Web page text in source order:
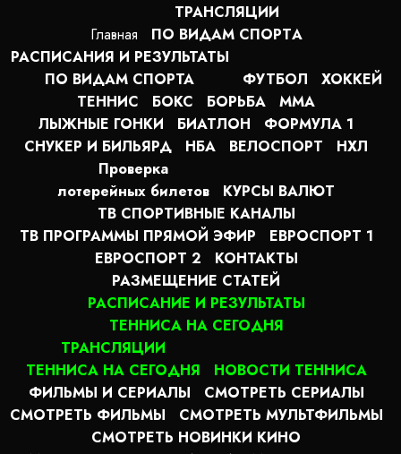
Главная
ТРАНСЛЯЦИИ
ПО ВИДАМ СПОРТA
РАСПИСАНИЯ И РЕЗУЛЬТАТЫ
ПО ВИДАМ СПОРТА
ФУТБОЛ
ХОККЕЙ
ТЕННИС
БОКС БОРЬБА
MMA
ЛЫЖНЫЕ ГОНКИ
БИАТЛОН
ФОРМУЛА 1
СНУКЕР И БИЛЬЯРД
НБА ВЕЛОСПОРТ
НХЛ
Проверка
лотерейных билетов
КУРСЫ ВАЛЮТ
ТВ СПОРТИВНЫЕ КАНАЛЫ
ТВ ПРОГРАММЫ ПРЯМОЙ ЭФИР
ЕВРОСПОРТ 1
ЕВРОСПОРТ 2
КОНТАКТЫ
РАЗМЕЩЕНИЕ СТАТЕЙ
РАСПИСАНИЕ И РЕЗУЛЬТАТЫ
ТЕННИСА НА СЕГОДНЯ
ТРАНСЛЯЦИИ
ТЕННИСА НА СЕГОДНЯ
НОВОСТИ ТЕННИСА
ФИЛЬМЫ И СЕРИАЛЫ
СМОТРЕТЬ СЕРИАЛЫ
СМОТРЕТЬ ФИЛЬМЫ
СМОТРЕТЬ МУЛЬТФИЛЬМЫ
СМОТРЕТЬ НОВИНКИ КИНО